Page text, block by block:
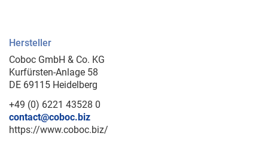
Hersteller
Coboc GmbH & Co. KG
Kurfürsten-Anlage 58
DE 69115 Heidelberg
+49 (0) 6221 43528 0
contact@coboc.biz
https://www.coboc.biz/